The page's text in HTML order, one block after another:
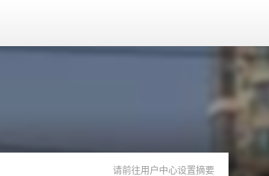
请前往用户中心设置摘要